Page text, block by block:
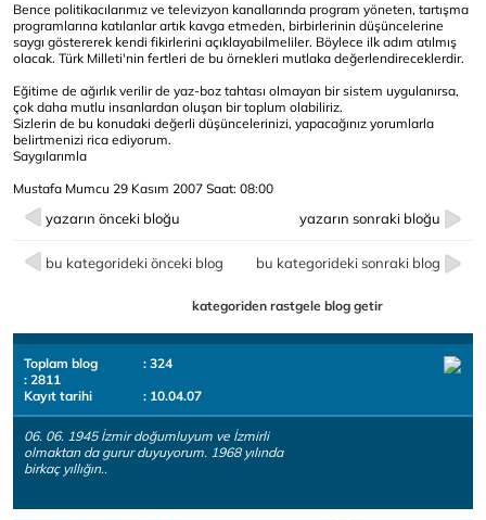
Bence politikacılarımız ve televizyon kanallarında program yöneten, tartışma
programlarına katılanlar artık kavga etmeden, birbirlerinin düşüncelerine
saygı göstererek kendi fikirlerini açıklayabilmeliler. Böylece ilk adım atılmış
olacak. Türk Milleti'nin fertleri de bu örnekleri mutlaka değerlendireceklerdir.
Eğitime de ağırlık verilir de yaz-boz tahtası olmayan bir sistem uygulanırsa,
çok daha mutlu insanlardan oluşan bir toplum olabiliriz.
Sizlerin de bu konudaki değerli düşüncelerinizi, yapacağınız yorumlarla
belirtmenizi rica ediyorum.
Saygılarımla
Mustafa Mumcu 29 Kasım 2007 Saat: 08:00
yazarın önceki bloğu yazarın sonraki bloğu
bu kategorideki önceki blog bu kategorideki sonraki blog
kategoriden rastgele blog getir
Toplam blog
: 324
: 2811
Kayıt tarihi
: 10.04.07
06. 06. 1945 İzmir doğumluyum ve İzmirli
olmaktan da gurur duyuyorum. 1968 yılında
birkaç yıllığın..